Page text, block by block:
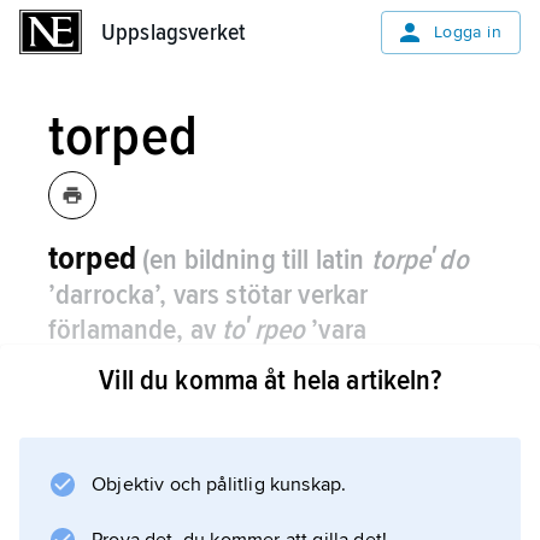
Uppslagsverket Logga in
torped
torped (en bildning till latin torpeʹdo
’darrocka’, vars stötar verkar
förlamande, av toʹrpeo’vara
förlamad’)
,i vatten självgående vapen,
avsett att träffa ett fientligt fartygs
En torped skjuts från ytfartyg och ubåtar ur
Vill du komma åt hela artikeln?
Objektiv och pålitlig kunskap.